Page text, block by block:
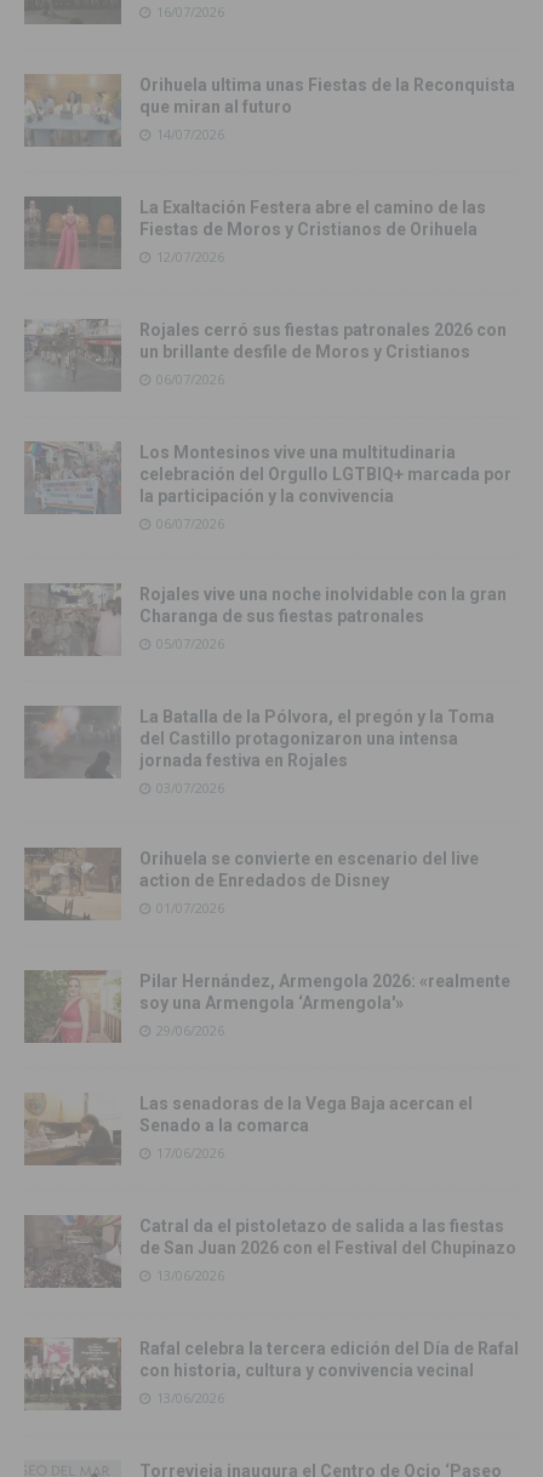
16/07/2026
Orihuela ultima unas Fiestas de la Reconquista
que miran al futuro
14/07/2026
La Exaltación Festera abre el camino de las
Fiestas de Moros y Cristianos de Orihuela
12/07/2026
Rojales cerró sus fiestas patronales 2026 con
un brillante desfile de Moros y Cristianos
06/07/2026
Los Montesinos vive una multitudinaria
celebración del Orgullo LGTBIQ+ marcada por
la participación y la convivencia
06/07/2026
Rojales vive una noche inolvidable con la gran
Charanga de sus fiestas patronales
05/07/2026
La Batalla de la Pólvora, el pregón y la Toma
del Castillo protagonizaron una intensa
jornada festiva en Rojales
03/07/2026
Orihuela se convierte en escenario del live
action de Enredados de Disney
01/07/2026
Pilar Hernández, Armengola 2026: «realmente
soy una Armengola ‘Armengola'»
29/06/2026
Las senadoras de la Vega Baja acercan el
Senado a la comarca
17/06/2026
Catral da el pistoletazo de salida a las fiestas
de San Juan 2026 con el Festival del Chupinazo
13/06/2026
Rafal celebra la tercera edición del Día de Rafal
con historia, cultura y convivencia vecinal
13/06/2026
Torrevieja inaugura el Centro de Ocio ‘Paseo